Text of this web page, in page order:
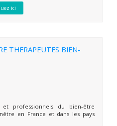
ici
THERAPEUTES BIEN-
professionnels du bien-être
en France et dans les pays